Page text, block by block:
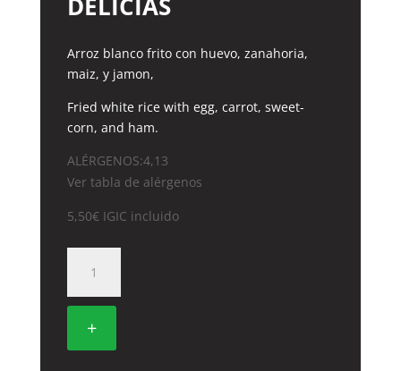
Arroz blanco frito con huevo, zanahoria,
maiz, y jamon,
Fried white rice with egg, carrot, sweet-
corn, and ham.
ALÉRGENOS:4,13
Ver tabla de alérgenos
5,50€ IGIC incluido
ARROZ
TRES
cantidad
+